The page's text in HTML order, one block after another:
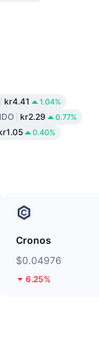
kr4.41 1.04%
kr2.29 0.77%
0.40%
Cronos
$0.04976
6.25%